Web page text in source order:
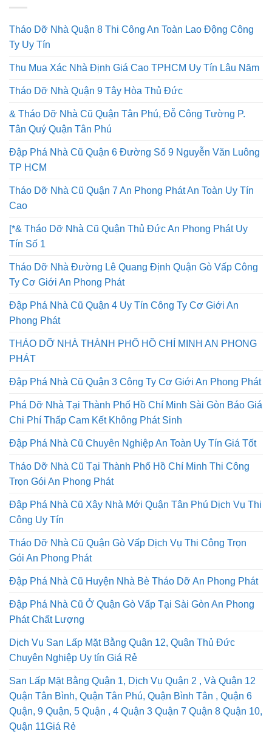
Tháo Dỡ Nhà Quận 8 Thi Công An Toàn Lao Động Công
Ty Uy Tín
Thu Mua Xác Nhà Định Giá Cao TPHCM Uy Tín Lâu Năm
Tháo Dỡ Nhà Quận 9 Tây Hòa Thủ Đức
& Tháo Dỡ Nhà Cũ Quận Tân Phú, Đỗ Công Tường P.
Tân Quý Quận Tân Phú
Đập Phá Nhà Cũ Quận 6 Đường Số 9 Nguyễn Văn Luông
TP HCM
Tháo Dỡ Nhà Cũ Quận 7 An Phong Phát An Toàn Uy Tín
Cao
[*& Tháo Dỡ Nhà Cũ Quận Thủ Đức An Phong Phát Uy
Tín Số 1
Tháo Dỡ Nhà Đường Lê Quang Định Quận Gò Vấp Công
Ty Cơ Giới An Phong Phát
Đập Phá Nhà Cũ Quận 4 Uy Tín Công Ty Cơ Giới An
Phong Phát
THÁO DỠ NHÀ THÀNH PHỐ HỒ CHÍ MINH AN PHONG
PHÁT
Đập Phá Nhà Cũ Quận 3 Công Ty Cơ Giới An Phong Phát
Phá Dỡ Nhà Tại Thành Phố Hồ Chí Minh Sài Gòn Báo Giá
Chi Phí Thấp Cam Kết Không Phát Sinh
Đập Phá Nhà Cũ Chuyên Nghiệp An Toàn Uy Tín Giá Tốt
Tháo Dỡ Nhà Cũ Tại Thành Phố Hồ Chí Minh Thi Công
Trọn Gói An Phong Phát
Đập Phá Nhà Cũ Xây Nhà Mới Quận Tân Phú Dịch Vụ Thi
Công Uy Tín
Tháo Dỡ Nhà Cũ Quận Gò Vấp Dịch Vụ Thi Công Trọn
Gói An Phong Phát
Đập Phá Nhà Cũ Huyện Nhà Bè Tháo Dỡ An Phong Phát
Đập Phá Nhà Cũ Ở Quận Gò Vấp Tại Sài Gòn An Phong
Phát Chất Lượng
Dịch Vụ San Lấp Mặt Bằng Quận 12, Quận Thủ Đức
Chuyên Nghiệp Uy tín Giá Rẻ
San Lấp Mặt Bằng Quận 1, Dịch Vụ Quận 2 , Và Quận 12
Quận Tân Bình, Quận Tân Phú, Quận Bình Tân , Quận 6
Quận, 9 Quận, 5 Quận , 4 Quận 3 Quận 7 Quận 8 Quận 10,
Quận 11Giá Rẻ